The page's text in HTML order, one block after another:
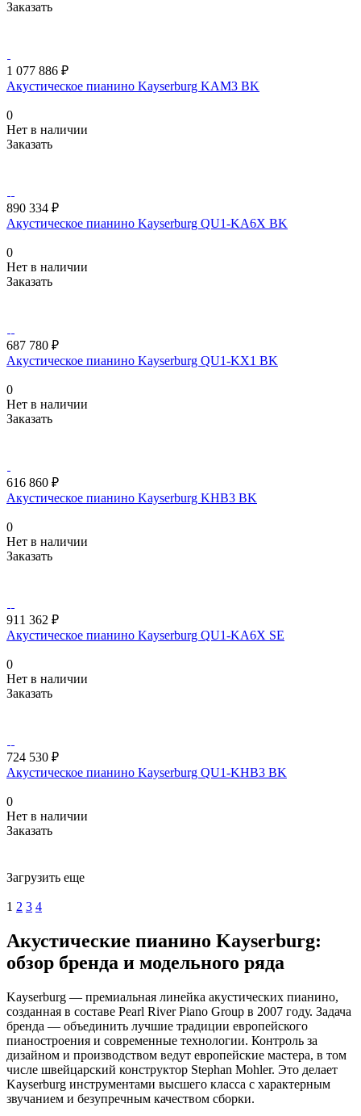
Заказать
1 077 886 ₽
Акустическое пианино Kayserburg KAM3 BK
0
Нет в наличии
Заказать
890 334 ₽
Акустическое пианино Kayserburg QU1-KA6X BK
0
Нет в наличии
Заказать
687 780 ₽
Акустическое пианино Kayserburg QU1-KX1 BK
0
Нет в наличии
Заказать
616 860 ₽
Акустическое пианино Kayserburg KHB3 BK
0
Нет в наличии
Заказать
911 362 ₽
Акустическое пианино Kayserburg QU1-KA6X SE
0
Нет в наличии
Заказать
724 530 ₽
Акустическое пианино Kayserburg QU1-KHB3 BK
0
Нет в наличии
Заказать
Загрузить еще
1 2 3 4
Акустические пианино Kayserburg:
обзор бренда и модельного ряда
Kayserburg — премиальная линейка акустических пианино,
созданная в составе Pearl River Piano Group в 2007 году. Задача
бренда — объединить лучшие традиции европейского
пианостроения и современные технологии. Контроль за
дизайном и производством ведут европейские мастера, в том
числе швейцарский конструктор Stephan Mohler. Это делает
Kayserburg инструментами высшего класса с характерным
звучанием и безупречным качеством сборки.